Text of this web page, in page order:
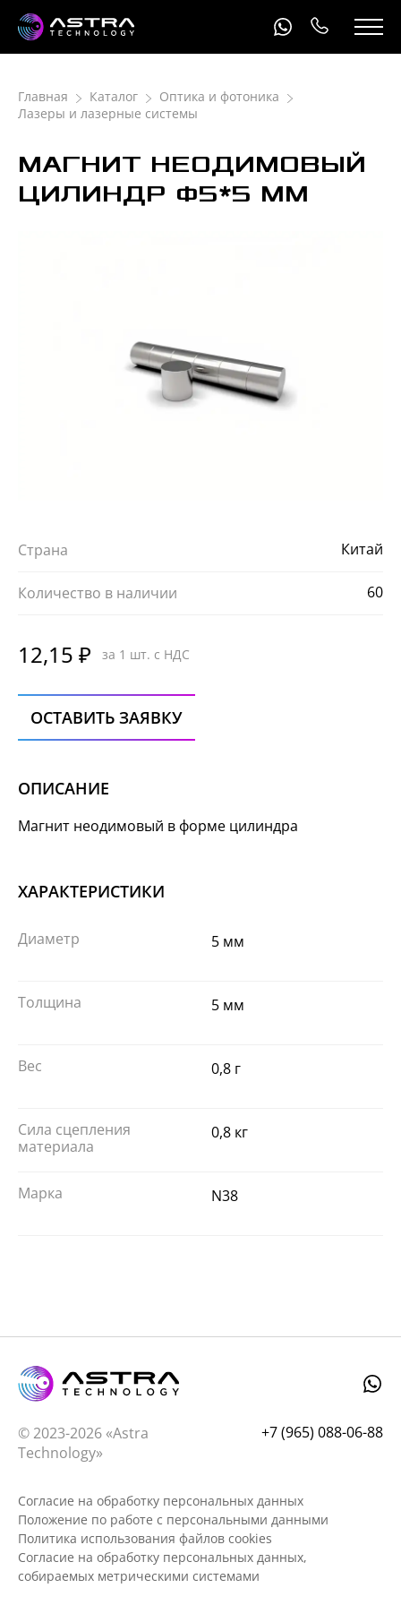
Главная Каталог
Оптика и фотоника
Лазеры и лазерные системы
МАГНИТ НЕОДИМОВЫЙ
ЦИЛИНДР Ф5*5 ММ
Страна Китай
Количество в наличии 60
12,15 ₽ за 1 шт. с НДС
ОСТАВИТЬ ЗАЯВКУ
ОПИСАНИЕ
Магнит неодимовый в форме цилиндра
ХАРАКТЕРИСТИКИ
Диаметр 5 мм
Толщина 5 мм
Вес 0,8 г
Сила сцепления
материала
0,8 кг
Марка N38
© 2023-2026 «Astra
Technology»
+7 (965) 088-06-88
Согласие на обработку персональных данных
Положение по работе с персональными данными
Политика использования файлов cookies
Согласие на обработку персональных данных,
собираемых метрическими системами